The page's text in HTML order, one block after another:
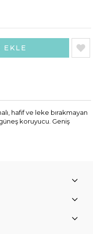
hafif ve leke bırakmayan
koruyucu. Geniş